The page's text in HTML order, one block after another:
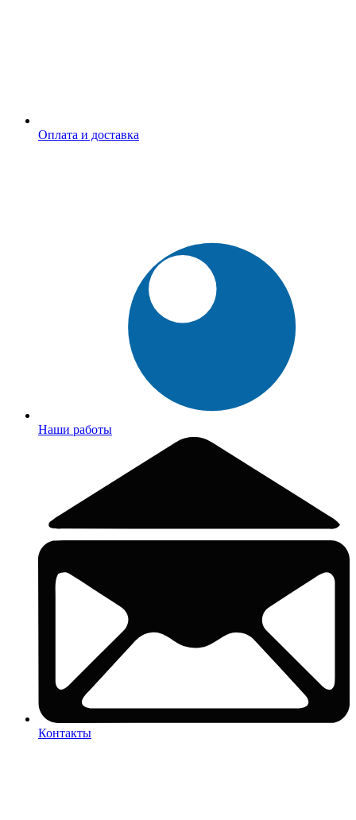
Оплата и доставка
Наши работы
Контакты